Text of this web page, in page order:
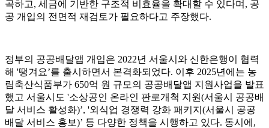
곡하고, 세금에 기반한 구조적 비효율을 확대할 수 있다며, 공
공 개입의 전면적 재검토가 필요하다고 주장했다.
정부의 공공배달앱 개입은 2022년 서울시와 신한은행이 협력
해 '땡겨요’를 출시하면서 본격화되었다. 이후 2025년에는 농
림축산식품부가 650억 원 규모의 공공배달앱 지원사업을 발표
했고 서울시도 '소상공인 온라인 판로개척 지원(서울시 공공배
달 서비스 활성화)’, '외식업 경쟁력 강화 패키지(서울시 공공
배달 서비스 홍보)’ 등 다양한 정책을 시행하고 있다. 동시에,